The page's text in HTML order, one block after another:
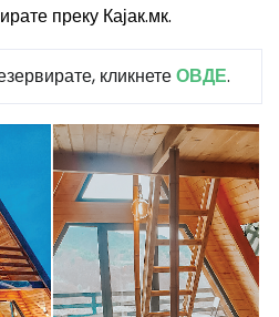
преку Кајак.мк.
кликнетеОВДЕ.